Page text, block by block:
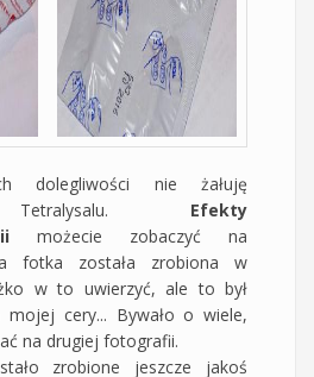
dolegliwości nie żałuję
Tetralysalu. Efekty
możecie zobaczyć na
fotka została zrobiona w
w to uwierzyć, ale to był
mojej cery... Bywało o wiele,
na drugiej fotografii.
zrobione jeszcze jakoś